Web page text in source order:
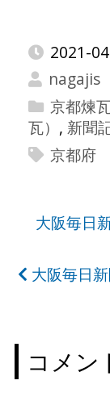
2021-
nagajis
京都煉
瓦） , 新聞
京都府
投
ナ
ゲ
ー
大阪毎日
大阪毎日
コメン